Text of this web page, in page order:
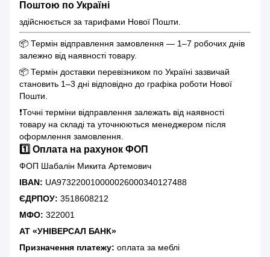
Поштою по Україні
здійснюється за тарифами Нової Пошти.
📦 Термін відправлення замовлення — 1–7 робочих днів
залежно від наявності товару.
📦 Термін доставки перевізником по Україні зазвичай
становить 1–3 дні відповідно до графіка роботи Нової
Пошти.
❗️Точні терміни відправлення залежать від наявності
товару на складі та уточнюються менеджером після
оформлення замовлення.
1️⃣ Оплата на рахунок ФОП
ФОП Шабалін Микита Артемович
IBAN: UA973220010000026000340127488
ЄДРПОУ: 3518608212
МФО: 322001
АТ «УНІВЕРСАЛ БАНК»
Призначення платежу: оплата за меблі